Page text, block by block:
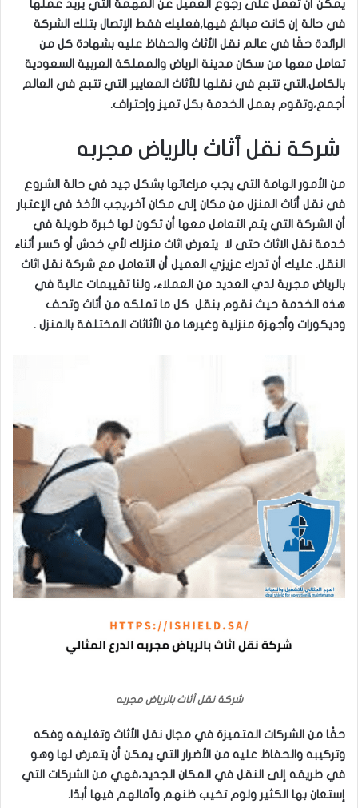
يمكن أن تعمل على رجوع العميل عن المهمة التي يريد عملها
في حالة إن كانت مبالغ فيها,فعليك فقط الإتصال بتلك الشركة
الرائدة حقًا في عالم نقل الأثاث والحفاظ عليه بشهادة كل من
تعامل معها من سكان مدينة الرياض والمملكة العربية السعودية
بالكامل.التي تتبع في نقلها للأثاث المعايير التي تتبع في العالم
أجمع،وتقوم بعمل الخدمة بكل تميز وإحتراف.
شركة نقل أثاث بالرياض مجربه
من الأمور الهامة التي يجب مراعاتها بشكل جيد في حالة الشروع
في نقل أثاث المنزل من مكان إلى مكان آخر،يجب الأخذ في الإعتبار
أن الشركة التي يتم التعامل معها أن تكون لها خبرة طويلة في
خدمة نقل الاثاث حتى لا يتعرض اثاث منزلك لأي خدش أو كسر أثناء
النقل. عليك أن تدرك عزيزي العميل أن التعامل مع شركة نقل اثاث
بالرياض مجربة لدي العديد من العملاء، ولنا تقييمات عالية في
هذه الخدمة حيث نقوم بنقل كل ما تملكه من أثاث وتحف
وديكورات وأجهزة منزلية وغيرها من الأثاثات المختلفة بالمنزل .
شركة نقل أثاث بالرياض مجربه
حقًا من الشركات المتميزة في مجال نقل الأثاث وتغليفه وفكه
وتركيبه والحفاظ عليه من الأضرار التي يمكن أن يتعرض لها وهو
في طريقه إلى النقل في المكان الجديد،فهي من الشركات التي
إستعان بها الكثير ولوم تخيب ظنهم وآمالهم فيها أبدًا.